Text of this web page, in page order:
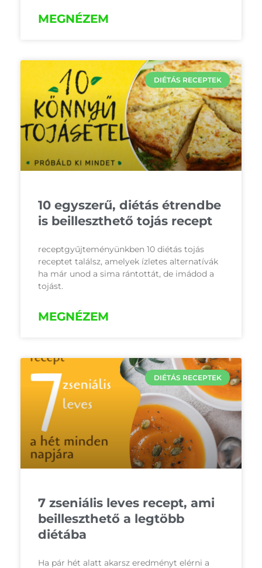
MEGNÉZEM
DIÉTÁS RECEPTEK
10 egyszerű, diétás étrendbe
is beilleszthető tojás recept
receptgyűjteményünkben 10 diétás tojás
receptet találsz, amelyek ízletes alternatívák
ha már unod a sima rántottát, de imádod a
tojást.
MEGNÉZEM
DIÉTÁS RECEPTEK
7 zseniális leves recept, ami
beilleszthető a legtöbb
diétába
Ha pár hét alatt akarsz eredményt elérni a